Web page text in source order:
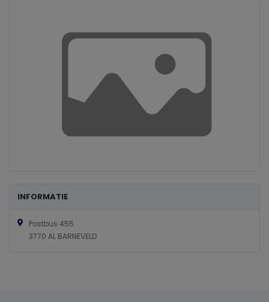
INFORMATIE
Postbus 455
3770 AL BARNEVELD